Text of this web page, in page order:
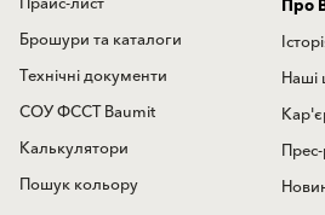
Брошури та каталоги
Технічні документи
СОУ ФССТ Baumit
Калькулятори
Пошук кольору
Про
Наші